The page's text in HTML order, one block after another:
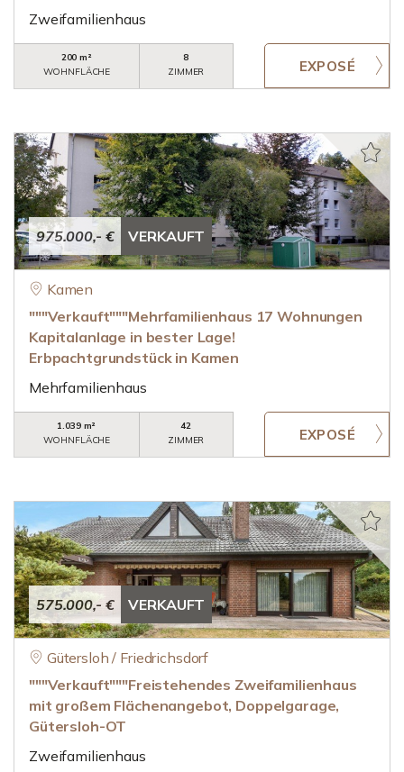
Zweifamilienhaus
200 m²
WOHNFLÄCHE
8
ZIMMER
975.000,- € VERKAUFT
Kamen
"""Verkauft"""Mehrfamilienhaus 17 Wohnungen
Kapitalanlage in bester Lage!
Erbpachtgrundstück in Kamen
Mehrfamilienhaus
1.039 m²
WOHNFLÄCHE
42
ZIMMER
575.000,- € VERKAUFT
Gütersloh / Friedrichsdorf
"""Verkauft"""Freistehendes Zweifamilienhaus
mit großem Flächenangebot, Doppelgarage,
Gütersloh-OT
Zweifamilienhaus